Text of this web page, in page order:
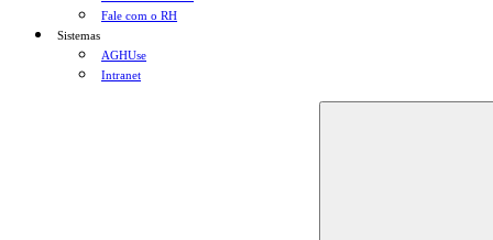
Fale com o RH
Sistemas
AGHUse
Intranet